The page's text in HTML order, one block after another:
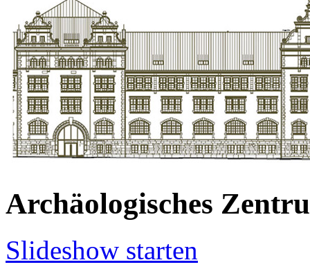
Archäologisches
Slideshow starten